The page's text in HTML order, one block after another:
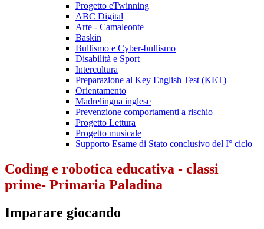
Progetto eTwinning
ABC Digital
Arte - Camaleonte
Baskin
Bullismo e Cyber-bullismo
Disabilità e Sport
Intercultura
Preparazione al Key English Test (KET)
Orientamento
Madrelingua inglese
Prevenzione comportamenti a rischio
Progetto Lettura
Progetto musicale
Supporto Esame di Stato conclusivo del I° ciclo
Coding e robotica educativa - classi
prime- Primaria Paladina
Imparare giocando